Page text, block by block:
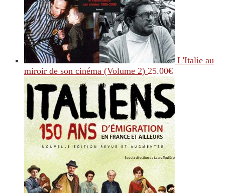
L'Italie au
miroir de son cinéma (Volume 2) 25.00€